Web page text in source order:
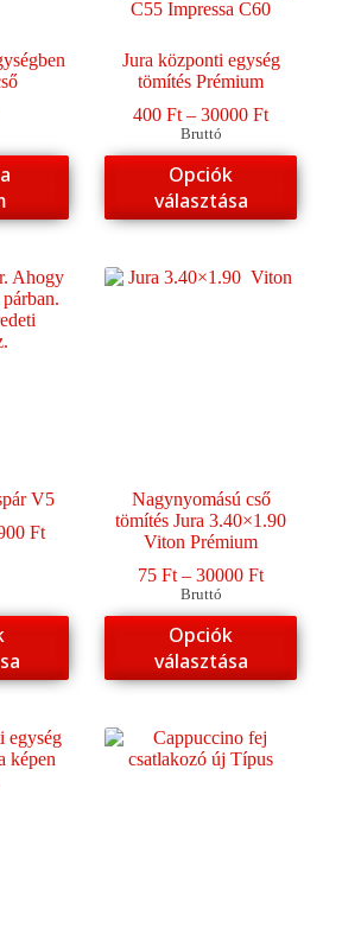
Jura központi egység
tömítés Prémium
400Ft – 30000Ft
-
Bruttó
Opciók
választása
Ennek
a
terméknek
több
van.
V5
FtÁrtartomány:
Nagynyomású cső
tömítés Jura 3.40×1.90
Viton Prémium
75Ft – 30000Ft
-
Bruttó
Opciók
választása
Ennek
a
terméknek
több
van.
A
változatok